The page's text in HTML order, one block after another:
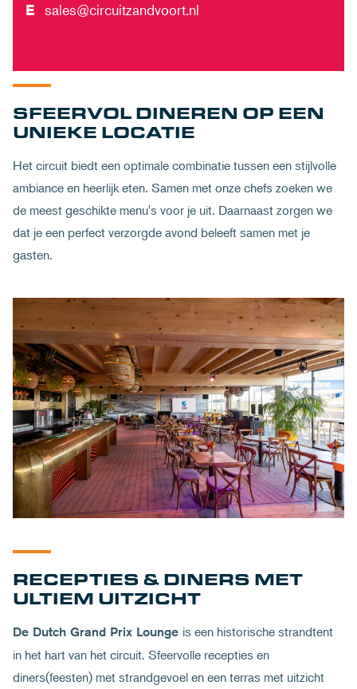
E sales@circuitzandvoort.nl
SFEERVOL DINEREN OP EEN
UNIEKE LOCATIE
Het circuit biedt een optimale combinatie tussen een stijlvolle
ambiance en heerlijk eten. Samen met onze chefs zoeken we
de meest geschikte menu's voor je uit. Daarnaast zorgen we
dat je een perfect verzorgde avond beleeft samen met je
gasten.
RECEPTIES & DINERS MET
ULTIEM UITZICHT
De Dutch Grand Prix Lounge is een historische strandtent
in het hart van het circuit. Sfeervolle recepties en
diners(feesten) met strandgevoel en een terras met uitzicht